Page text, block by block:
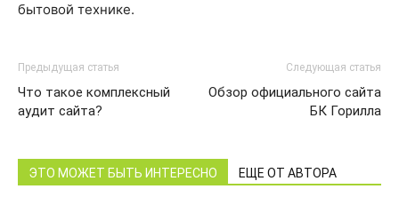
бытовой технике.
Предыдущая статья
Что такое комплексный
аудит сайта?
Следующая статья
Обзор официального сайта
БК Горилла
ЭТО МОЖЕТ БЫТЬ ИНТЕРЕСНО ЕЩЕ ОТ АВТОРА